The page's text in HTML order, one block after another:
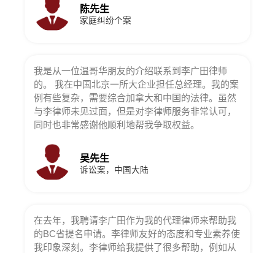
陈先生
家庭纠纷个案
我是从一位温哥华朋友的介绍联系到李广田律师
的。 我在中国北京一所大企业担任总经理。我的案
例有些复杂，需要综合加拿大和中国的法律。虽然
与李律师未见过面，但是对李律师服务非常认可，
同时也非常感谢他顺利地帮我争取权益。
吴先生
诉讼案，中国大陆
在去年，我聘请李广田作为我的代理律师来帮助我
的BC省提名申请。李律师友好的态度和专业素养使
我印象深刻。李律师给我提供了很多帮助，例如从